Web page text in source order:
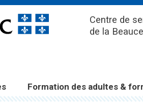
Centre de
de la
Formation des adultes &